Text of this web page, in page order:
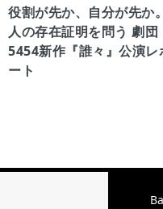
役割が先か、自分が先か。
人の存在証明を問う 劇団
5454新作『誰々』公演レ
ート